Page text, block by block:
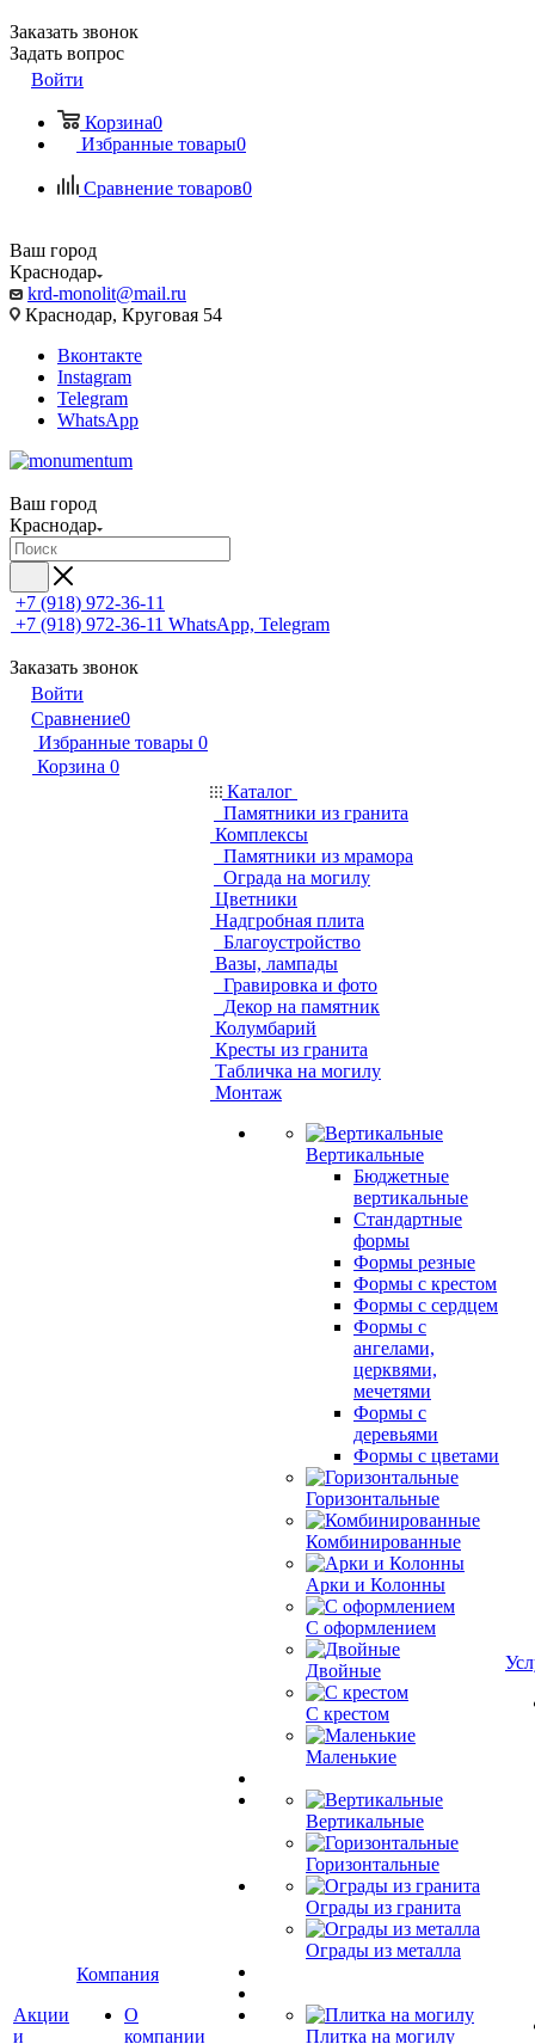
Заказать звонок
Задать вопрос
Войти
Корзина0
Избранные товары0
Сравнение товаров0
Ваш город
Краснодар
krd-monolit@mail.ru
Краснодар, Круговая 54
Вконтакте
Instagram
Telegram
WhatsApp
Ваш город
Краснодар
+7 (918) 972-36-11
+7 (918) 972-36-11 WhatsApp, Telegram
Заказать звонок
Войти
Сравнение0
Избранные товары 0
Корзина 0
Акции
и
Компания
О
компании
Каталог
Памятники из гранита
Комплексы
Памятники из мрамора
Ограда на могилу
Цветники
Надгробная плита
Благоустройство
Вазы, лампады
Гравировка и фото
Декор на памятник
Колумбарий
Кресты из гранита
Табличка на могилу
Монтаж
Вертикальные
Бюджетные
вертикальные
Стандартные
формы
Формы резные
Формы с крестом
Формы с сердцем
Формы с
ангелами,
церквями,
мечетями
Формы с
деревьями
Формы с цветами
Горизонтальные
Комбинированные
Арки и Колонны
С оформлением
Двойные
С крестом
Маленькие
Вертикальные
Горизонтальные
Ограды из гранита
Ограды из металла
Плитка на могилу